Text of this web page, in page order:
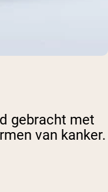
gebracht met
van kanker.